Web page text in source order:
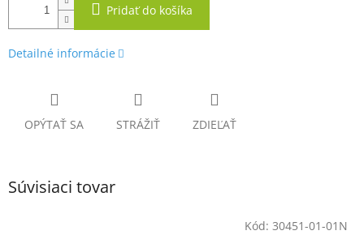
Pridať do košíka
Detailné informácie
OPÝTAŤ SA STRÁŽIŤ ZDIEĽAŤ
Súvisiaci tovar
Kód: 30451-01-01N